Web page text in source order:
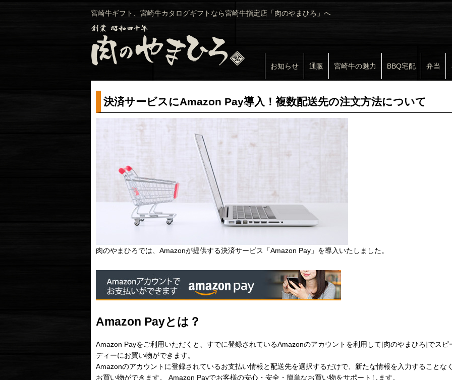
宮崎牛ギフト、宮崎牛カタログギフトなら宮崎牛指定店「肉のやまひろ」へ
お知らせ 通販 宮崎牛の魅力 BBQ宅配 弁当
決済サービスにAmazon Pay導入！複数配送先の注文方法について
肉のやまひろでは、Amazonが提供する決済サービス「Amazon Pay」を導入いたしました。
Amazon Payとは？
Amazon Payをご利用いただくと、すでに登録されているAmazonのアカウントを利用して[肉のやまひろ]でスピ
ディーにお買い物ができます。
Amazonのアカウントに登録されているお支払い情報と配送先を選択するだけで、新たな情報を入力することな
お買い物ができます。 Amazon Payでお客様の安心・安全・簡単なお買い物をサポートします。